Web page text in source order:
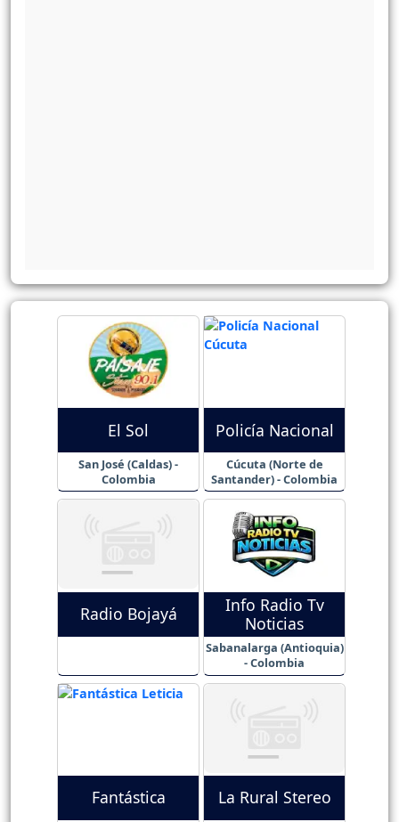
El Sol
San José (Caldas) -
Colombia
Policía Nacional
Cúcuta (Norte de
Santander) - Colombia
Radio Bojayá
Info Radio Tv
Noticias
Sabanalarga (Antioquia)
- Colombia
Fantástica La Rural Stereo